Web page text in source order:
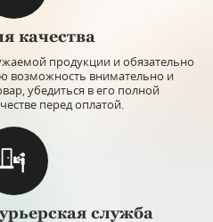
качества
продукции и обязательно
возможность внимательно и
убедиться в его полной
перед оплатой.
служба